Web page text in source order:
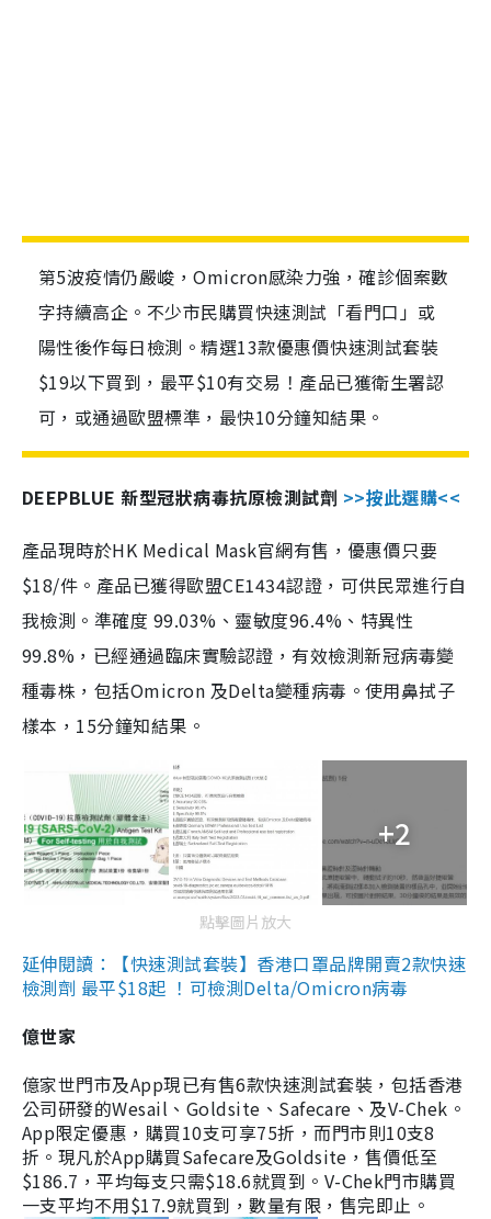
第5波疫情仍嚴峻，Omicron感染力強，確診個案數
字持續高企。不少市民購買快速測試「看門口」或
陽性後作每日檢測。精選13款優惠價快速測試套裝
$19以下買到，最平$10有交易！產品已獲衛生署認
可，或通過歐盟標準，最快10分鐘知結果。
DEEPBLUE 新型冠狀病毒抗原檢測試劑 >>按此選購<<
產品現時於HK Medical Mask官網有售，優惠價只要
$18/件。產品已獲得歐盟CE1434認證，可供民眾進行自
我檢測。準確度 99.03%、靈敏度96.4%、特異性
99.8%，已經通過臨床實驗認證，有效檢測新冠病毒變
種毒株，包括Omicron 及Delta變種病毒。使用鼻拭子
樣本，15分鐘知結果。
+2
點擊圖片放大
延伸閱讀：【快速測試套裝】香港口罩品牌開賣2款快速
檢測劑 最平$18起 ！可檢測Delta/Omicron病毒
億世家
億家世門市及App現已有售6款快速測試套裝，包括香港
公司研發的Wesail、Goldsite、Safecare、及V-Chek。
App限定優惠，購買10支可享75折，而門市則10支8
折。現凡於App購買Safecare及Goldsite，售價低至
$186.7，平均每支只需$18.6就買到。V-Chek門市購買
一支平均不用$17.9就買到，數量有限，售完即止。